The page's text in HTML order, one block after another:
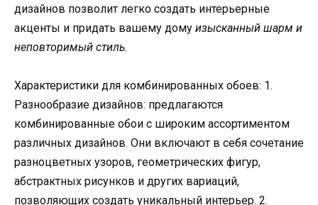
дизайнов позволит легко создать интерьерные
акценты и придать вашему дому изысканный шарм и
неповторимый стиль.
Характеристики для комбинированных обоев: 1.
Разнообразие дизайнов: предлагаются
комбинированные обои с широким ассортиментом
различных дизайнов. Они включают в себя сочетание
разноцветных узоров, геометрических фигур,
абстрактных рисунков и других вариаций,
позволяющих создать уникальный интерьер. 2.